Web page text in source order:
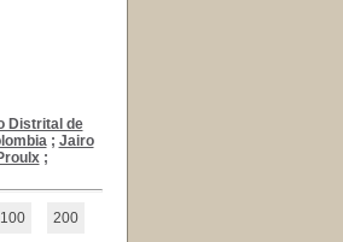
Distrital de
; Jairo
;
100 200